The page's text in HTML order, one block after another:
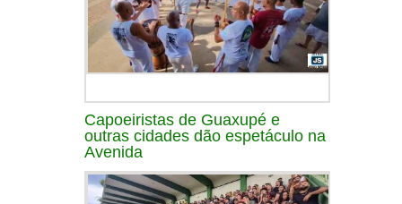
Capoeiristas de Guaxupé e
outras cidades dão espetáculo na
Avenida